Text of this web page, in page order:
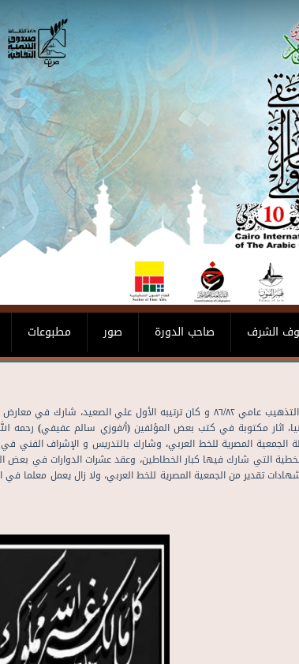
مطبوعات صور صاحب الدورة الشرف
مواليد ملوي محافظة المنيا مصر، مدير عام بالصحة علي المعاش، حاصل علي دبلومي الخط و التخصص في التذهيب عامي ٨٦/٨٢ و كان ترتيبه الأول علي
مكتوبة في كتب بعض المؤلفين (أ/فوزي سالم عفيفي) رحمه
المصرية للخط العربي، وشارك بالتدريس و الإشراف الفني
التي شارك فيها كبار الخطاطين، وعقد عشرات الدوارات في بعض
تقدير من الجمعية المصرية للخط العربي، ولا زال يعمل معلما في